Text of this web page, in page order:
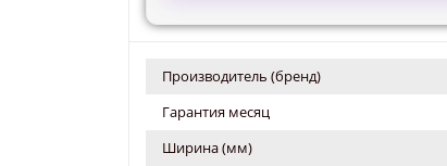
Производитель (бренд)
Гарантия месяц
Ширина (мм)